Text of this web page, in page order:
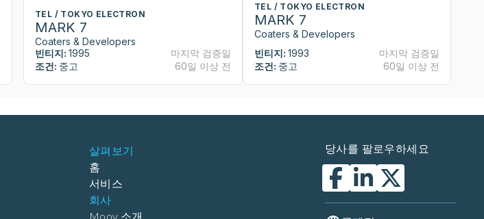
TEL / TOKYO ELECTRON
MARK 7
Coaters & Developers
빈티지: 1995
조건: 중고
마지막 검증일
60일 이상 전
TEL / TOKYO ELECTRON
MARK 7
Coaters & Developers
빈티지: 1993
조건: 중고
마지막 검증일
60일 이상 전
살펴보기
홈
서비스
회사
Moov 소개
당사를 팔로우하세요